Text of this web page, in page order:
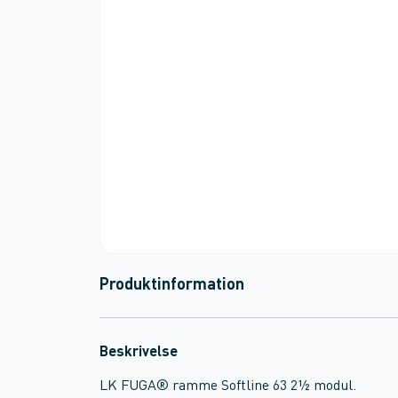
Produktinformation
Beskrivelse
LK FUGA® ramme Softline 63 2½ modul.